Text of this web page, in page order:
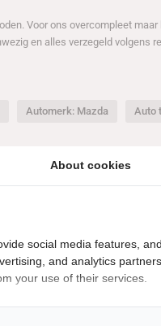
Voor ons overcompleet
en alles verzegeld volgens
Automerk: Mazda Auto
Raceauto
About cookies
social media features,
and analytics
your use of their services.